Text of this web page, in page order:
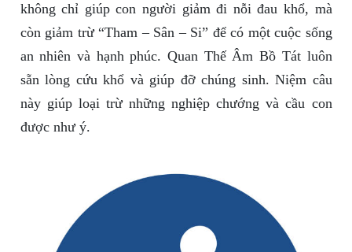
không chỉ giúp con người giảm đi nỗi đau khổ, mà
còn giảm trừ “Tham – Sân – Si” để có một cuộc sống
an nhiên và hạnh phúc. Quan Thế Âm Bồ Tát luôn
sẵn lòng cứu khổ và giúp đỡ chúng sinh. Niệm câu
này giúp loại trừ những nghiệp chướng và cầu con
được như ý.